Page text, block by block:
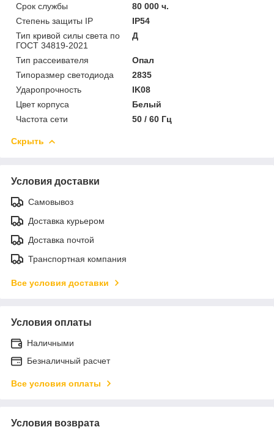
Срок службы
80 000 ч.
Степень защиты IP
IP54
Тип кривой силы света по
ГОСТ 34819-2021
Д
Тип рассеивателя
Опал
Типоразмер светодиода
2835
Ударопрочность
IK08
Цвет корпуса
Белый
Частота сети
50 / 60 Гц
Скрыть
Условия доставки
Самовывоз
Доставка курьером
Доставка почтой
Транспортная компания
Все условия доставки
Условия оплаты
Наличными
Безналичный расчет
Все условия оплаты
Условия возврата